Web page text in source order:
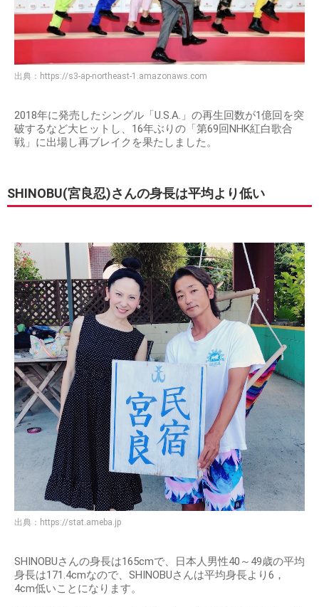
出典： https://s3-ap-northeast-1.amazonaws.com
2018年に発売したシングル「U.S.A.」の再生回数が1億回を突
破するなど大ヒットし、16年ぶりの「第69回NHK紅白歌合
戦」に出場し再ブレイクを果たしました。
SHINOBU(宮良忍)さんの身長は平均より低い
出典： https://stat.ameba.jp
SHINOBUさんの身長は165cmで、日本人男性40～49歳の平均
身長は171.4cmなので、SHINOBUさんは平均身長より6，
4cm低いことになります。